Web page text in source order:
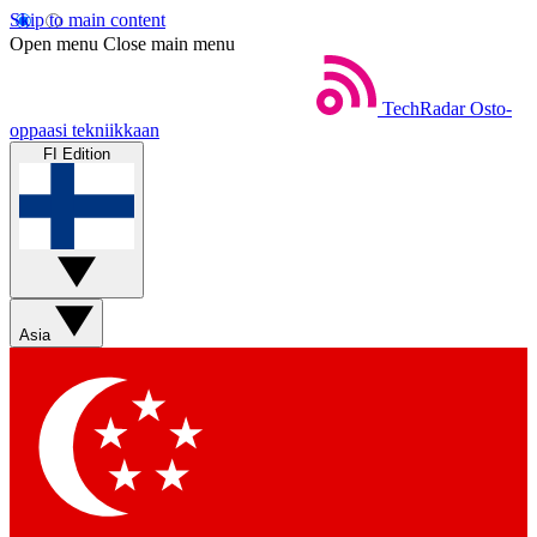
Skip to main content
Open menu Close main menu
TechRadar Osto-
oppaasi tekniikkaan
FI Edition
Asia